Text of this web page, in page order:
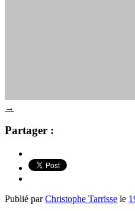
→
Partager :
Publié parChristophe Tarrisse le